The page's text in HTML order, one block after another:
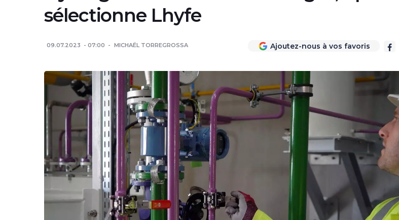
sélectionne Lhyfe
09.07.2023 07:00 MICHAËL TORREGROSSA Ajoutez-nous à vos favoris